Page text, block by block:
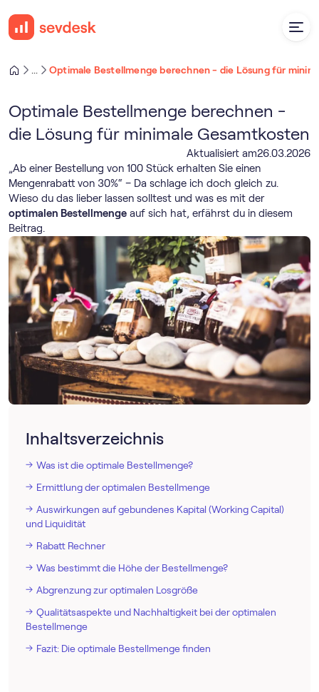
Optimale Bestellmenge berechnen - die Lösung für
Optimale Bestellmenge berechnen -
die Lösung für minimale Gesamtkosten
Aktualisiert am26.03.2026
„Ab einer Bestellung von 100 Stück erhalten Sie einen
Mengenrabatt von 30%“ – Da schlage ich doch gleich zu.
Wieso du das lieber lassen solltest und was es mit der
optimalen Bestellmenge auf sich hat, erfährst du in diesem
Beitrag.
Inhaltsverzeichnis
Was ist die optimale Bestellmenge?
Ermittlung der optimalen Bestellmenge
Auswirkungen auf gebundenes Kapital (Working Capital)
und Liquidität
Rabatt Rechner
Was bestimmt die Höhe der Bestellmenge?
Abgrenzung zur optimalen Losgröße
Qualitätsaspekte und Nachhaltigkeit bei der optimalen
Bestellmenge
Fazit: Die optimale Bestellmenge finden